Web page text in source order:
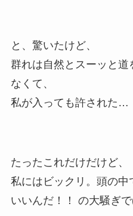
と、驚いたけど、
群れは自然とスーッと
なくて、
私が入っても許された…
たったこれだけだけど、
私にはビックリ。頭の中
いいんだ！！ の大騒ぎ